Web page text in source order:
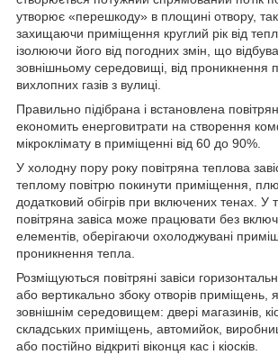
утворює «перешкоду» в площині отвору,
захищаючи приміщення круглий рік від
ізолюючи його від погодних змін, що
зовнішньому середовищі, від проникнення
вихлопних газів з вулиці.
Правильно підібрана і встановлена
економить енерговитрати на створення
мікроклімату в приміщенні від 60 до 90%.
У холодну пору року повітряна теплова
теплому повітрю покинути приміщення,
додатковий обігрів при включених тенах. У
повітряна завіса може працювати без
елементів, оберігаючи охолоджувані
проникнення тепла.
Розміщуються повітряні завіси
або вертикально збоку отворів приміщень,
зовнішнім середовищем: двері магазинів,
складських приміщень, автомийок,
або постійно відкриті віконця кас і кіосків.